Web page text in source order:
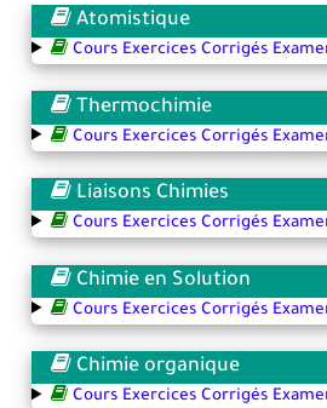
Atomistique
Cours Exercices Corrigés
Thermochimie
Cours Exercices Corrigés
Liaisons Chimies
Cours Exercices Corrigés
Chimie en Solution
Cours Exercices Corrigés
Chimie organique
Cours Exercices Corrigés